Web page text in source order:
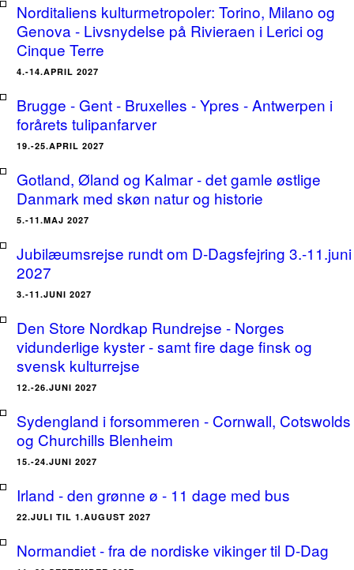
Norditaliens kulturmetropoler: Torino, Milano og
Genova - Livsnydelse på Rivieraen i Lerici og
Cinque Terre
4.-14.APRIL 2027
Brugge - Gent - Bruxelles - Ypres - Antwerpen i
forårets tulipanfarver
19.-25.APRIL 2027
Gotland, Øland og Kalmar - det gamle østlige
Danmark med skøn natur og historie
5.-11.MAJ 2027
Jubilæumsrejse rundt om D-Dagsfejring 3.-11.juni
2027
3.-11.JUNI 2027
Den Store Nordkap Rundrejse - Norges
vidunderlige kyster - samt fire dage finsk og
svensk kulturrejse
12.-26.JUNI 2027
Sydengland i forsommeren - Cornwall, Cotswolds
og Churchills Blenheim
15.-24.JUNI 2027
Irland - den grønne ø - 11 dage med bus
22.JULI TIL 1.AUGUST 2027
Normandiet - fra de nordiske vikinger til D-Dag